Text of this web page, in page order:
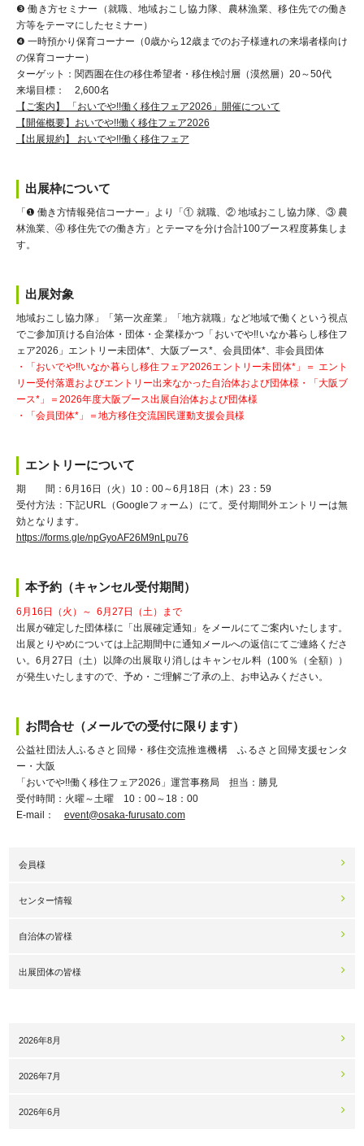
❸ 働き方セミナー（就職、地域おこし協力隊、農林漁業、移住先での働き
方等をテーマにしたセミナー）
❹ 一時預かり保育コーナー（0歳から12歳までのお子様連れの来場者様向け
の保育コーナー）
ターゲット：関西圏在住の移住希望者・移住検討層（漠然層）20～50代
来場目標： 2,600名
【ご案内】 「おいでや!!働く移住フェア2026」開催について
【開催概要】おいでや!!働く移住フェア2026
【出展規約】 おいでや!!働く移住フェア
出展枠について
「❶ 働き方情報発信コーナー」より「① 就職、② 地域おこし協力隊、③ 農
林漁業、④ 移住先での働き方」とテーマを分け合計100ブース程度募集しま
す。
出展対象
地域おこし協力隊」「第一次産業」「地方就職」など地域で働くという視点
でご参加頂ける自治体・団体・企業様かつ「おいでや!!いなか暮らし移住フ
ェア2026」エントリー未団体*、大阪ブース*、会員団体*、非会員団体
・「おいでや!!いなか暮らし移住フェア2026エントリー未団体*」＝ エント
リー受付落選およびエントリー出来なかった自治体および団体様・「大阪ブ
ース*」＝2026年度大阪ブース出展自治体および団体様
・「会員団体*」＝地方移住交流国民運動支援会員様
エントリーについて
期 間：6月16日（火）10：00～6月18日（木）23：59
受付方法：下記URL（Googleフォーム）にて。受付期間外エントリーは無
効となります。
https://forms.gle/npGyoAF26M9nLpu76
本予約（キャンセル受付期間）
6月16日（火）～ 6月27日（土）まで
出展が確定した団体様に「出展確定通知」をメールにてご案内いたします。
出展とりやめについては上記期間中に通知メールへの返信にてご連絡くださ
い。6月27日（土）以降の出展取り消しはキャンセル料（100％（全額））
が発生いたしますので、予め・ご理解ご了承の上、お申込みください。
お問合せ（メールでの受付に限ります）
公益社団法人ふるさと回帰・移住交流推進機構 ふるさと回帰支援センタ
ー・大阪
「おいでや!!働く移住フェア2026」運営事務局 担当：勝見
受付時間：火曜～土曜 10：00～18：00
E-mail： event@osaka-furusato.com
会員様
センター情報
自治体の皆様
出展団体の皆様
2026年8月
2026年7月
2026年6月